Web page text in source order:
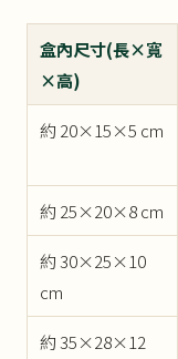
盒內尺寸(長×寬
×高)
約 20×15×5 cm
約 25×20×8 cm
約 30×25×10
cm
約 35×28×12